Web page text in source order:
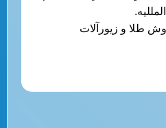
طلا و زیورآلات